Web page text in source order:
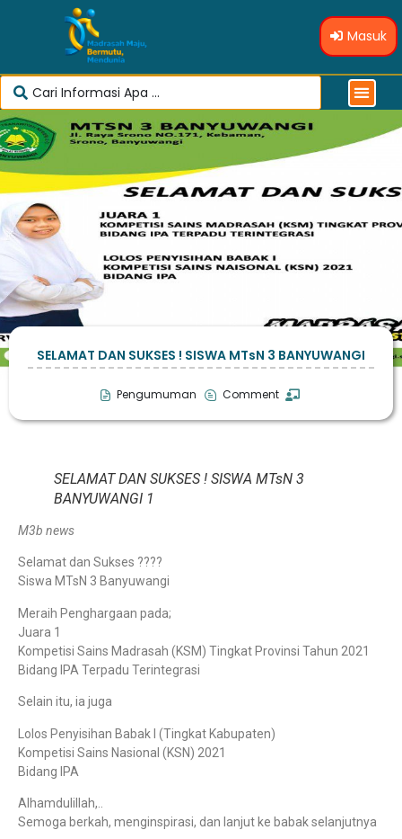
Masuk
SELAMAT DAN SUKSES ! SISWA MTsN 3 BANYUWANGI
Pengumuman Comment
SELAMAT DAN SUKSES ! SISWA MTsN 3
BANYUWANGI 1
M3b news
Selamat dan Sukses ????
Siswa MTsN 3 Banyuwangi
Meraih Penghargaan pada;
Juara 1
Kompetisi Sains Madrasah (KSM) Tingkat Provinsi Tahun 2021
Bidang IPA Terpadu Terintegrasi
Selain itu, ia juga
Lolos Penyisihan Babak I (Tingkat Kabupaten)
Kompetisi Sains Nasional (KSN) 2021
Bidang IPA
Alhamdulillah,..
Semoga berkah, menginspirasi, dan lanjut ke babak selanjutnya